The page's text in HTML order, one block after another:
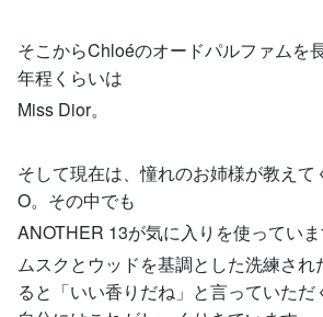
そこからChloéのオードパルファムを
年程くらいは
Miss Dior。
そして現在は、憧れのお姉様が教え
O。その中でも
ANOTHER 13が気に入りを使っていま
ムスクとウッドを基調とした洗練され
ると「いい香りだね」と言っていた